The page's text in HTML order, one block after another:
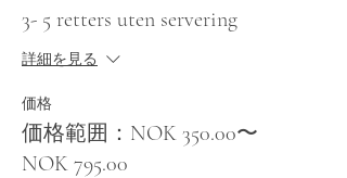
3- 5 retters uten servering
詳細を見る
価格
価格範囲：NOK 350.00〜
NOK 795.00